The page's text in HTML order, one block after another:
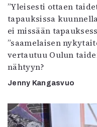
”Yleisesti ottaen
tapauksissa
ei missään
”saamelaisen
vertautuu Oulun
nähtyyn?
Jenny Kangasvuo